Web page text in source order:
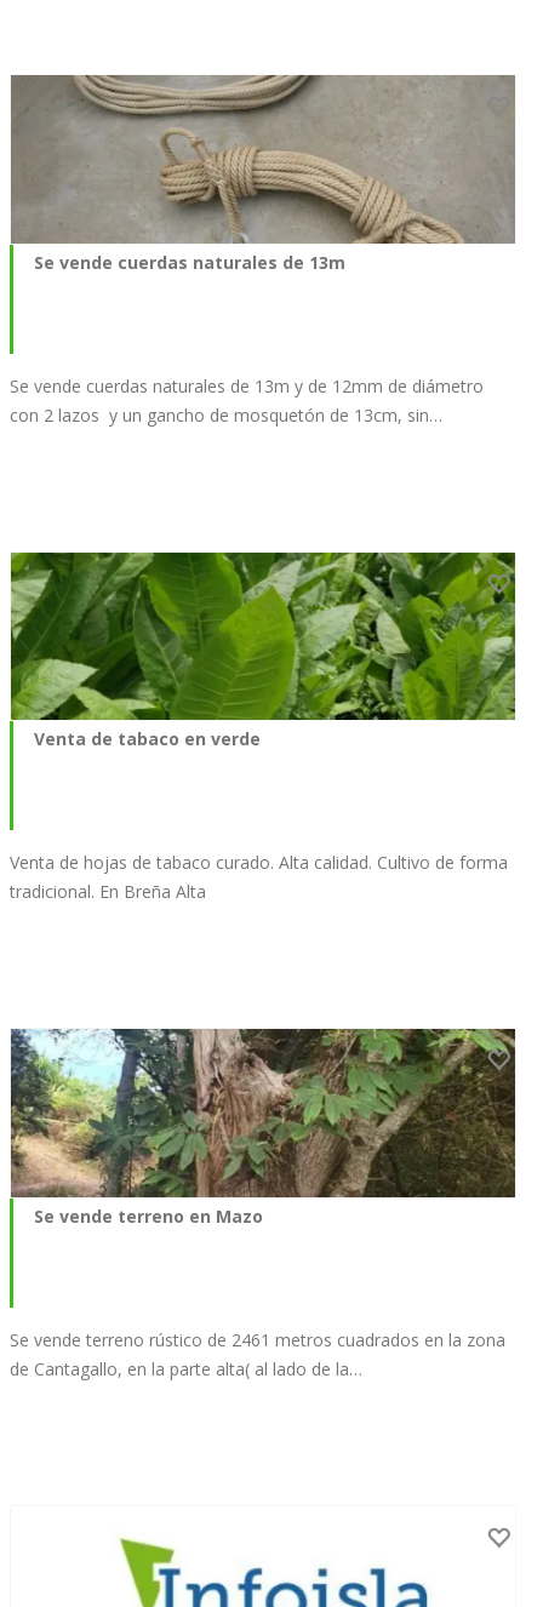
Se vende cuerdas naturales de 13m
Se vende cuerdas naturales de 13m y de 12mm de diámetro
con 2 lazos y un gancho de mosquetón de 13cm, sin…
Venta de tabaco en verde
Venta de hojas de tabaco curado. Alta calidad. Cultivo de forma
tradicional. En Breña Alta
Se vende terreno en Mazo
Se vende terreno rústico de 2461 metros cuadrados en la zona
de Cantagallo, en la parte alta( al lado de la…